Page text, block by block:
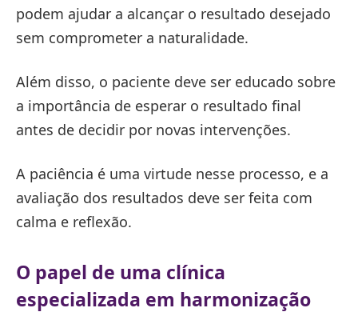
podem ajudar a alcançar o resultado desejado
sem comprometer a naturalidade.
Além disso, o paciente deve ser educado sobre
a importância de esperar o resultado final
antes de decidir por novas intervenções.
A paciência é uma virtude nesse processo, e a
avaliação dos resultados deve ser feita com
calma e reflexão.
O papel de uma clínica
especializada em harmonização